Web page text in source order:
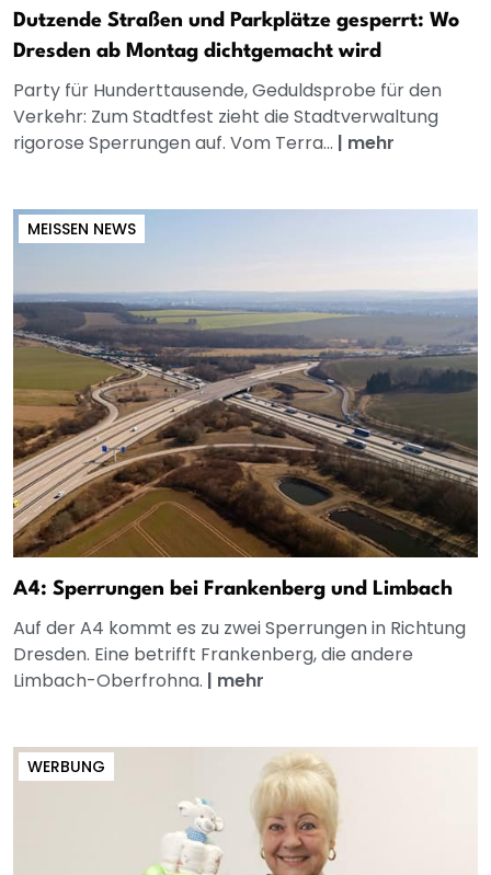
Dutzende Straßen und Parkplätze gesperrt: Wo
Dresden ab Montag dichtgemacht wird
Party für Hunderttausende, Geduldsprobe für den
Verkehr: Zum Stadtfest zieht die Stadtverwaltung
rigorose Sperrungen auf. Vom Terra... | mehr
MEISSEN NEWS
A4: Sperrungen bei Frankenberg und Limbach
Auf der A4 kommt es zu zwei Sperrungen in Richtung
Dresden. Eine betrifft Frankenberg, die andere
Limbach-Oberfrohna. | mehr
WERBUNG